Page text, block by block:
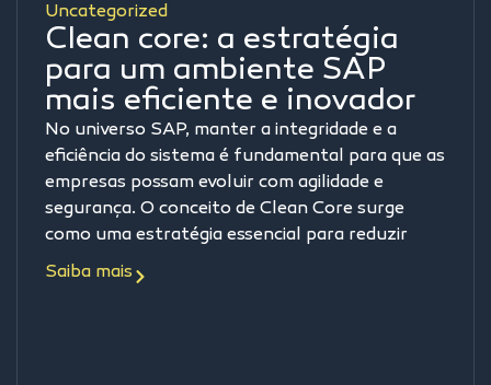
Uncategorized
Clean core: a estratégia
para um ambiente SAP
mais eficiente e inovador
No universo SAP, manter a integridade e a
eficiência do sistema é fundamental para que as
empresas possam evoluir com agilidade e
segurança. O conceito de Clean Core surge
como uma estratégia essencial para reduzir
Saiba mais